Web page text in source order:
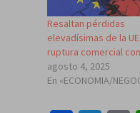
Resaltan pérdidas
elevadísimas de la
ruptura comercial
agosto 4, 2025
En «ECONOMIA/